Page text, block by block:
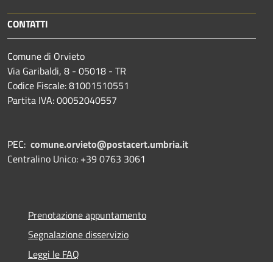
CONTATTI
Comune di Orvieto
Via Garibaldi, 8 - 05018 - TR
Codice Fiscale: 81001510551
Partita IVA: 00052040557
PEC: comune.orvieto@postacert.umbria.it
Centralino Unico: +39 0763 3061
Prenotazione appuntamento
Segnalazione disservizio
Leggi le FAQ